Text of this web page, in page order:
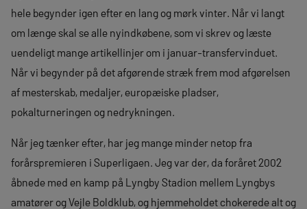
hele begynder igen efter en lang og mørk vinter. Når vi langt
om længe skal se alle nyindkøbene, som vi skrev og læste
uendeligt mange artikellinjer om i januar-transfervinduet.
Når vi begynder på det afgørende stræk frem mod afgørelsen
af mesterskab, medaljer, europæiske pladser,
pokalturneringen og nedrykningen.
Når jeg tænker efter, har jeg mange minder netop fra
forårspremieren i Superligaen. Jeg var der, da foråret 2002
åbnede med en kamp på Lyngby Stadion mellem Lyngbys
amatører og Vejle Boldklub, og hjemmeholdet chokerede alt og